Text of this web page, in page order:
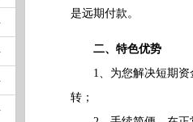
是远期付款。
二、特色优势
1、为您解决短期资金
转；